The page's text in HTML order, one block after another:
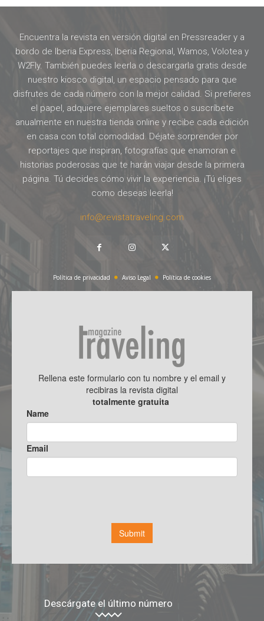
Encuentra la revista en versión digital en Pressreader y a
bordo de Iberia Express, Iberia Regional, Wamos, Volotea y
W2Fly. También puedes leerla o descargarla gratis desde
nuestro kiosco digital, un espacio pensado para que
disfrutes de cada número con la mejor calidad. Si prefieres
el papel, adquiere ejemplares sueltos o suscríbete
anualmente en nuestra tienda online y recibe cada edición
en casa con total comodidad. Déjate sorprender por
reportajes que inspiran, fotografías que enamoran e
historias poderosas que te harán viajar desde la primera
página. Tú decides cómo vivir la experiencia. ¡Tú eliges
como deseas leerla!
info@revistatraveling.com
Política de privacidad Aviso Legal Política de cookies
Descárgate el último número